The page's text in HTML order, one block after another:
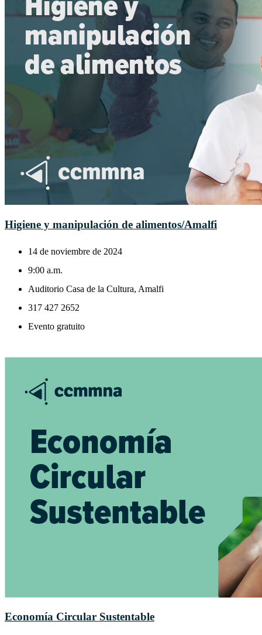
Higiene y manipulación de alimentos/Amalfi
14 de noviembre de 2024
9:00 a.m.
Auditorio Casa de la Cultura, Amalfi
317 427 2652
Evento gratuito
Economía Circular Sustentable